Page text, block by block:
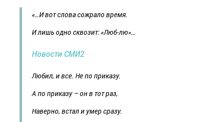
«…И вот слова сожрало время.
И лишь одно сквозит: «Люб-лю»…
Новости СМИ2
Любил, и все. Не по приказу.
А по приказу – он в тот раз,
Наверно, встал и умер сразу.